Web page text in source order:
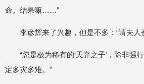
命。结果嘛……”
李彦辉来了兴趣，但是不多：“请夫人
“您是极为稀有的‘天弃之子’，除非强
定多灾多难。”